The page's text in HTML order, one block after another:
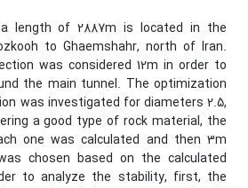
length of 2887m is located in the
to Ghaemshahr, north of Iran.
was considered 12m in order to
the main tunnel. The optimization
was investigated for diameters 2.5,
a good type of rock material, the
one was calculated and then 3m
chosen based on the calculated
to analyze the stability, first, the